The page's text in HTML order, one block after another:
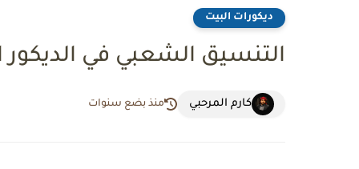
ديكورات البيت
التنسيق الشعبي في الديكور
كارم المرحبي منذ بضع سنوات